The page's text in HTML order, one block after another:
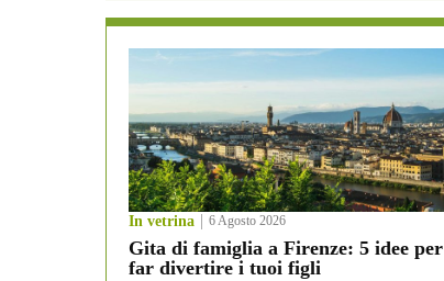
In vetrina 6 Agosto 2026
Gita di famiglia a Firenze: 5 idee per
far divertire i tuoi figli